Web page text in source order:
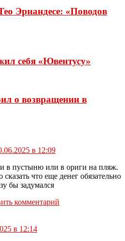
Эрнандесе: «Поводов
себя «Ювентусу»
о возвращении в
в 12:09
в пустыню или в ориги на пляж.
что еще денег обязательно
бы задумался
комментарий
в 12:14